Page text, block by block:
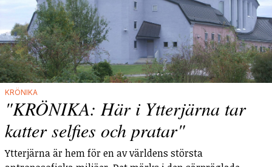
KRÖNIKA
"KRÖNIKA: Här i Ytterjärna tar
katter selfies och pratar"
Ytterjärna är hem för en av världens största